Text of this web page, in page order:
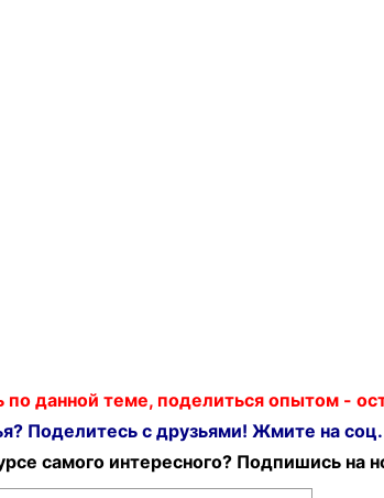
по данной теме, поделиться опытом -
Поделитесь с друзьями! Жмите на
самого интересного? Подпишись на